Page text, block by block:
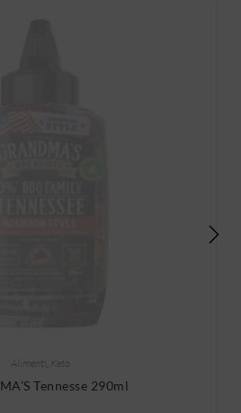
Alimenti ,Keto
Tennesse 290ml